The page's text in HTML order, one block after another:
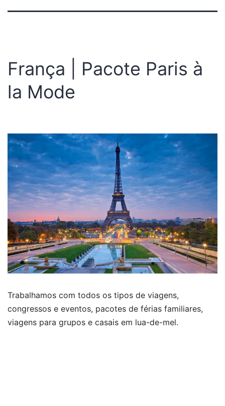
França | Pacote Paris à
la Mode
Trabalhamos com todos os tipos de viagens,
congressos e eventos, pacotes de férias familiares,
viagens para grupos e casais em lua-de-mel.